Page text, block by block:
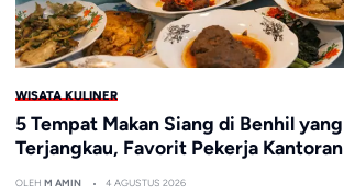
WISATA KULINER
5 Tempat Makan Siang di Benhil
Terjangkau, Favorit Pekerja Kantoran
OLEH M AMIN 4 AGUSTUS 2026